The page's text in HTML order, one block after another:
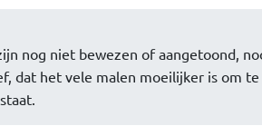
nog niet bewezen of aangetoond,
dat het vele malen moeilijker is om te